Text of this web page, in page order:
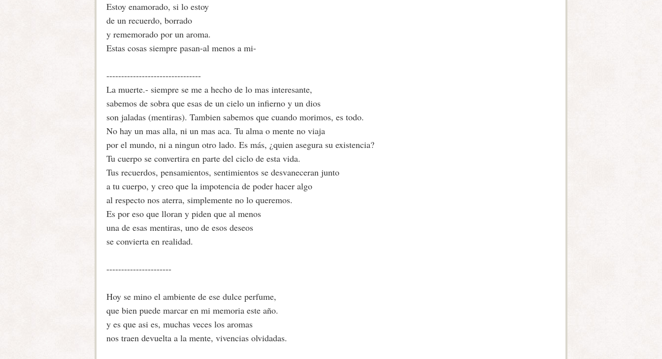
Estoy enamorado, si lo estoy
de un recuerdo, borrado
y rememorado por un aroma.
Estas cosas siempre pasan-al menos a mi-
--------------------------------
La muerte.- siempre se me a hecho de lo mas interesante,
sabemos de sobra que esas de un cielo un infierno y un dios
son jaladas (mentiras). Tambien sabemos que cuando morimos, es todo.
No hay un mas alla, ni un mas aca. Tu alma o mente no viaja
por el mundo, ni a ningun otro lado. Es más, ¿quien asegura su existencia?
Tu cuerpo se convertira en parte del ciclo de esta vida.
Tus recuerdos, pensamientos, sentimientos se desvaneceran junto
a tu cuerpo, y creo que la impotencia de poder hacer algo
al respecto nos aterra, simplemente no lo queremos.
Es por eso que lloran y piden que al menos
una de esas mentiras, uno de esos deseos
se convierta en realidad.
----------------------
Hoy se mino el ambiente de ese dulce perfume,
que bien puede marcar en mi memoria este año.
y es que asi es, muchas veces los aromas
nos traen devuelta a la mente, vivencias olvidadas.